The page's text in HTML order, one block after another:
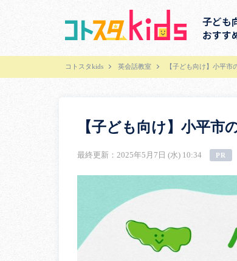
子ども
おすす
コトスタkids 英会話教室 【子ども向け】小平
【子ども向け】小平市
最終更新：2025年5月7日 (水) 10:34 PR